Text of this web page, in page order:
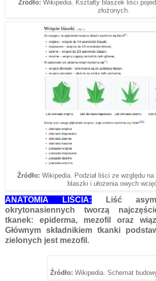
Źródło: Wikipedia. Kształty blaszek liści
złożonych.
Źródło: Wikipedia. Podział liści ze względu na
blaszki i ułożenia owych
ANATOMIA LIŚCIA:
Liść
okrytonasiennych tworzą
tkanek: epiderma, mezofil oraz
Głównym składnikiem tkanki
zielonych jest mezofil.
Źródło: Wikipedia. Schemat